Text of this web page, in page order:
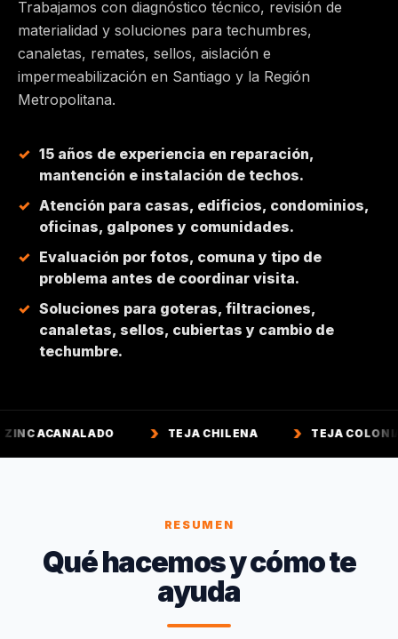
MAIPÚ
PEÑALOLÉN
QUILICURA
COLINA
CHICUREO
Trabajamos con diagnóstico técnico, revisión de
materialidad y soluciones para techumbres,
canaletas, remates, sellos, aislación e
impermeabilización en Santiago y la Región
Metropolitana.
15 años de experiencia en reparación,
mantención e instalación de techos.
Atención para casas, edificios, condominios,
oficinas, galpones y comunidades.
Evaluación por fotos, comuna y tipo de
problema antes de coordinar visita.
Soluciones para goteras, filtraciones,
canaletas, sellos, cubiertas y cambio de
techumbre.
TEJA CHILENA TEJA COLONIAL
RESUMEN
Qué hacemos y cómo te
ayuda